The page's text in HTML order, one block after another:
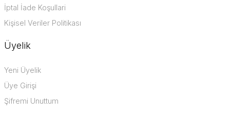
İptal İade Koşullari
Kişisel Veriler Politikası
Üyelik
Yeni Üyelik
Üye Girişi
Şifremi Unuttum